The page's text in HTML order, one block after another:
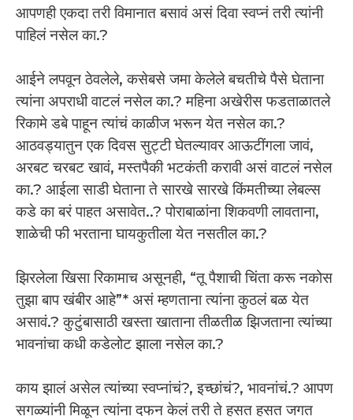
आपणही एकदा तरी विमानात बसावं असं दिवा स्वप्नं तरी त्यांनी
पाहिलं नसेल का.?
आईने लपवून ठेवलेले, कसेबसे जमा केलेले बचतीचे पैसे घेताना
त्यांना अपराधी वाटलं नसेल का.? महिना अखेरीस फडताळातले
रिकामे डबे पाहून त्यांचं काळीज भरून येत नसेल का.?
आठवड्यातुन एक दिवस सुट्टी घेतल्यावर आऊटींगला जावं,
अरबट चरबट खावं, मस्तपैकी भटकंती करावी असं वाटलं नसेल
का.? आईला साडी घेताना ते सारखे सारखे किंमतीच्या लेबल्स
कडे का बरं पाहत असावेत..? पोराबाळांना शिकवणी लावताना,
शाळेची फी भरताना घायकुतीला येत नसतील का.?
झिरलेला खिसा रिकामाच असूनही, “तू पैशाची चिंता करू नकोस
तुझा बाप खंबीर आहे”* असं म्हणताना त्यांना कुठलं बळ येत
असावं.? कुटुंबासाठी खस्ता खाताना तीळतीळ झिजताना त्यांच्या
भावनांचा कधी कडेलोट झाला नसेल का.?
काय झालं असेल त्यांच्या स्वप्नांचं?, इच्छांचं?, भावनांचं.? आपण
सगळ्यांनी मिळून त्यांना दफन केलं तरी ते हसत हसत जगत